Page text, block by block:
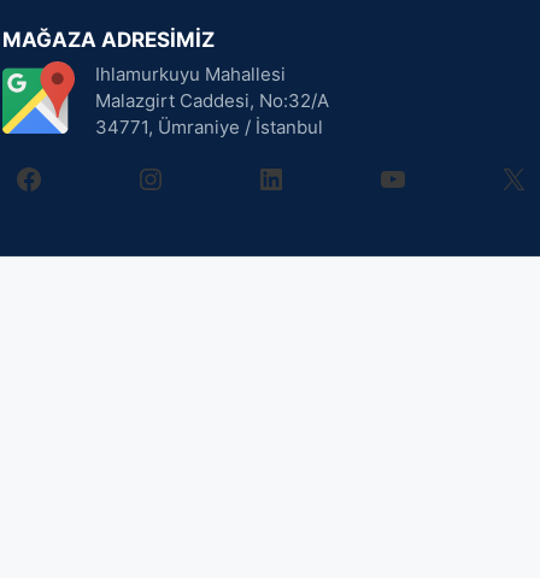
MAĞAZA ADRESİMİZ
Ihlamurkuyu Mahallesi
Malazgirt Caddesi, No:32/A
34771, Ümraniye / İstanbul
facebookinstagramlinkedin youtube X